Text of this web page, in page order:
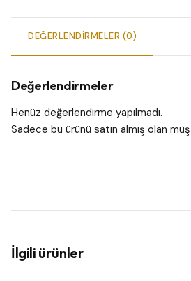
DEĞERLENDIRMELER (0)
Değerlendirmeler
Henüz değerlendirme yapılmadı.
Sadece bu ürünü satın almış olan
İlgili ürünler